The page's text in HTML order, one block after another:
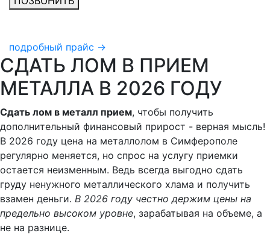
подробный прайс →
СДАТЬ ЛОМ В ПРИЕМ
МЕТАЛЛА В 2026 ГОДУ
Сдать лом в металл прием, чтобы получить
дополнительный финансовый прирост - верная мысль!
В 2026 году цена на металлолом в Симферополе
регулярно меняется, но спрос на услугу приемки
остается неизменным. Ведь всегда выгодно сдать
груду ненужного металлического хлама и получить
взамен деньги. В 2026 году честно держим цены на
предельно высоком уровне, зарабатывая на объеме, а
не на разнице.